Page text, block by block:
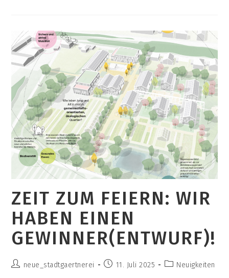
Rückblick
Auf
Einen
ZEIT ZUM FEIERN: WIR
HABEN EINEN
GEWINNER(ENTWURF)!
Beitrags-
neue_stadtgaertnerei
Beitrag11. Juli 2025
Beitrags-
Neuigkeiten